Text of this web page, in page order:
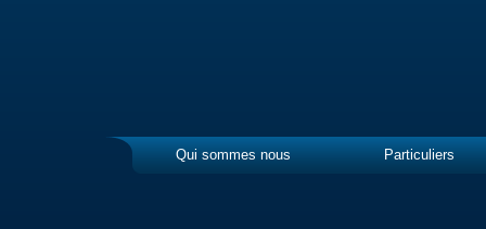
Qui sommes nous Particuliers